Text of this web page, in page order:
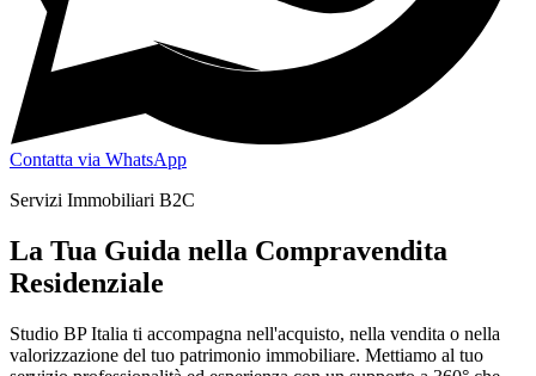
Contatta via WhatsApp
Servizi Immobiliari B2C
La Tua Guida nella Compravendita
Residenziale
Studio BP Italia ti accompagna nell'acquisto, nella vendita o nella
valorizzazione del tuo patrimonio immobiliare. Mettiamo al tuo